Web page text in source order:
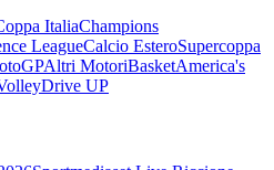
ItaliaChampions
LeagueCalcio EsteroSupercoppa
Altri MotoriBasketAmerica's
Drive UP